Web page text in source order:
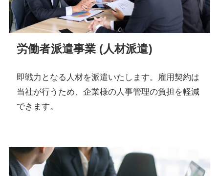
労働者派遣事業 (人材派遣)
即戦力となる人材を派遣いたします。雇用契約は
当社が行うため、企業様の人事管理の負担を軽減
できます。